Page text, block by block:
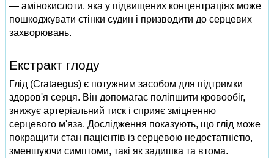
— амінокислоти, яка у підвищених концентраціях може
пошкоджувати стінки судин і призводити до серцевих
захворювань.
Екстракт глоду
Глід (Crataegus) є потужним засобом для підтримки
здоров'я серця. Він допомагає поліпшити кровообіг,
знижує артеріальний тиск і сприяє зміцненню
серцевого м'яза. Дослідження показують, що глід може
покращити стан пацієнтів із серцевою недостатністю,
зменшуючи симптоми, такі як задишка та втома.